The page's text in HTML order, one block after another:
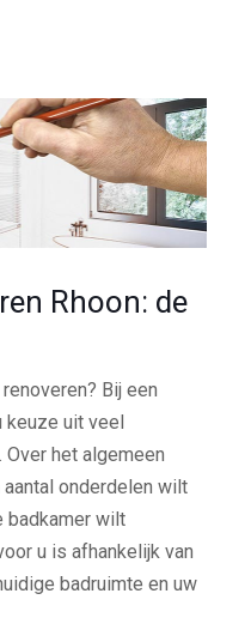
Rhoon: de
Bij een
keuze uit veel
het algemeen
onderdelen wilt
badkamer wilt
u is afhankelijk van
badruimte en uw